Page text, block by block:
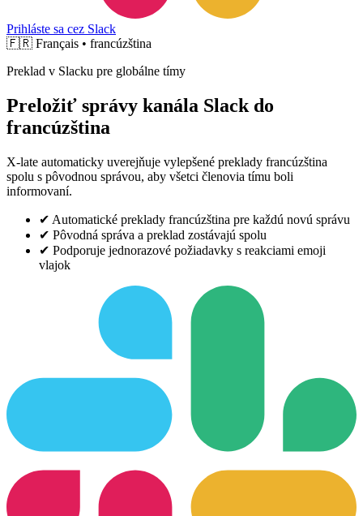
Prihláste sa cez Slack
🇫🇷 Français • francúzština
Preklad v Slacku pre globálne tímy
Preložiť správy kanála Slack do
francúzština
X-late automaticky uverejňuje vylepšené preklady francúzština
spolu s pôvodnou správou, aby všetci členovia tímu boli
informovaní.
✔ Automatické preklady francúzština pre každú novú správu
✔ Pôvodná správa a preklad zostávajú spolu
✔ Podporuje jednorazové požiadavky s reakciami emoji
vlajok